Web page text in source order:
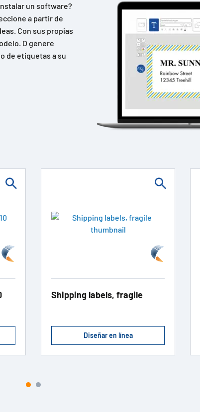
un software?
a partir de
Con sus propias
O genere
de etiquetas a su
Shipping labels, fragile
Diseñar en línea